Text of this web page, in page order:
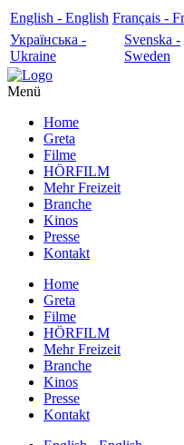
English - English Français -
Українська -
Ukraine
Svenska -
Sweden
Menü
Home
Greta
Filme
HÖRFILM
Mehr Freizeit
Branche
Kinos
Presse
Kontakt
Home
Greta
Filme
HÖRFILM
Mehr Freizeit
Branche
Kinos
Presse
Kontakt